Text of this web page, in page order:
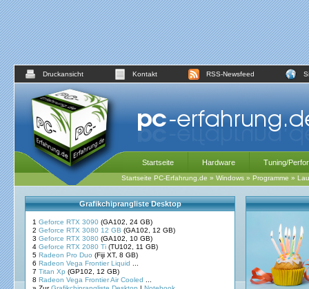
Druckansicht Kontakt RSS-Newsfeed
Startseite Hardware Tuning/
Startseite PC-Erfahrung.de » Windows » Programme »
Grafikchiprangliste Desktop
1 Geforce RTX 3090 (GA102, 24 GB)
2 Geforce RTX 3080 12 GB (GA102, 12 GB)
3 Geforce RTX 3080 (GA102, 10 GB)
4 Geforce RTX 2080 Ti (TU102, 11 GB)
5 Radeon Pro Duo (Fiji XT, 8 GB)
6 Radeon Vega Frontier Liquid
7 Titan Xp (GP102, 12 GB)
8 Radeon Vega Frontier Air Cooled